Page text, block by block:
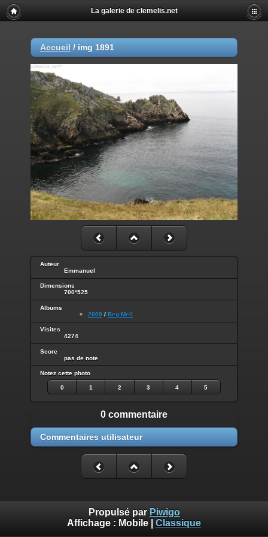
La galerie de clemelis.net
Accueil / img 1891
Auteur
Emmanuel
Dimensions
700*525
Albums
2009 / Beg-Meil
Visites
4274
Score
pas de note
Notez cette photo
0 1 2 3 4 5
0 commentaire
Commentaires utilisateur
Propulsé par Piwigo
Affichage : Mobile Classique